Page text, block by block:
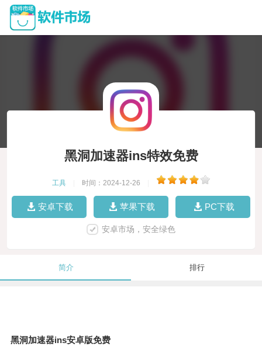
黑洞加速器ins特效免费
工具 时间：2024-12-26
安卓下载 苹果下载 PC下载
安卓市场，安全绿色
简介 排行
黑洞加速器ins安卓版免费